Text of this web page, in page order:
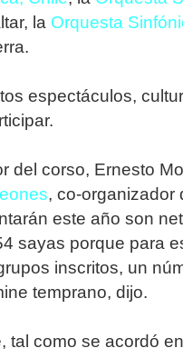
la Orquesta
espectáculos,
del corso, Ernesto
, co-organizador
este año son
sayas porque para
inscritos, un
temprano, dijo.
tal como se acordó